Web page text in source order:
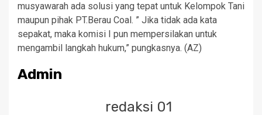
musyawarah ada solusi yang tepat untuk Kelompok Tani
maupun pihak PT.Berau Coal. ” Jika tidak ada kata
sepakat, maka komisi I pun mempersilakan untuk
mengambil langkah hukum,” pungkasnya. (AZ)
Admin
redaksi 01